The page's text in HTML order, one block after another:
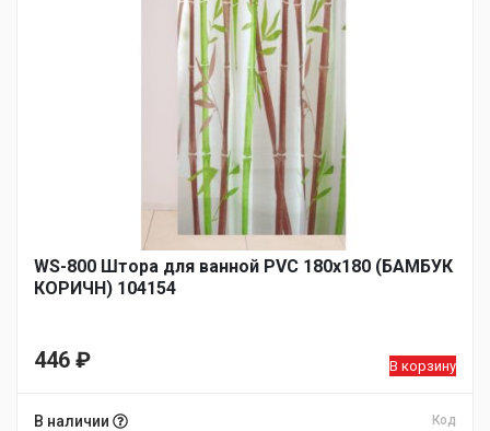
WS-800 Штора для ванной PVC 180х180 (БАМБУК
КОРИЧН) 104154
446 ₽ В корзину
В наличии Код